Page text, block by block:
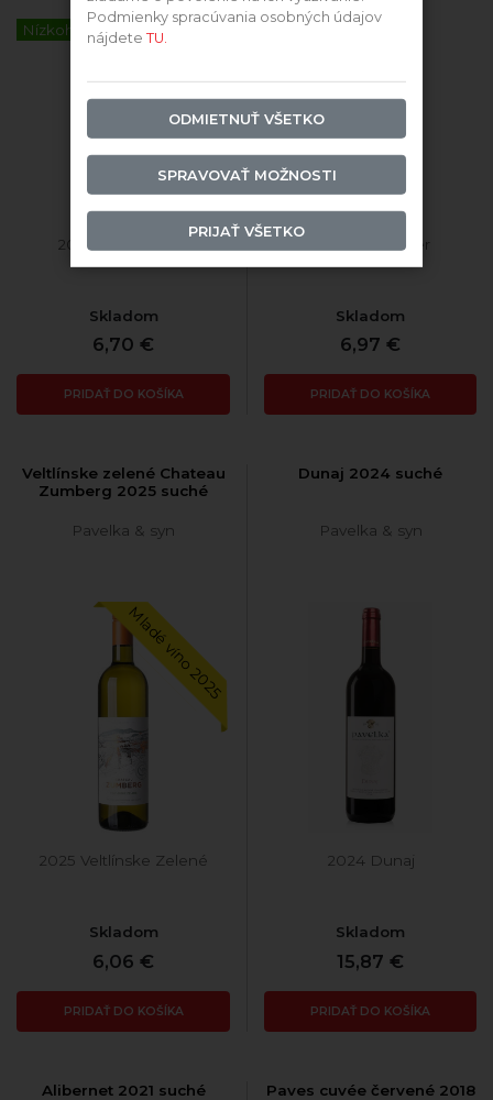
Nízkohistamín
2025 Chardonnay
Skladom
6,70 €
PRIDAŤ DO KOŠÍKA
Nízkohistamín
2025 Irsai Oliver
Skladom
6,97 €
PRIDAŤ DO KOŠÍKA
Veltlínske zelené Chateau
Zumberg 2025 suché
Pavelka & syn
Mladé víno 2025
2025 Veltlínske Zelené
Skladom
6,06 €
PRIDAŤ DO KOŠÍKA
Dunaj 2024 suché
Pavelka & syn
2024 Dunaj
Skladom
15,87 €
PRIDAŤ DO KOŠÍKA
Alibernet 2021 suché Paves cuvée červené 2018
Podmienky spracúvania osobných údajov
nájdeteTU.
ODMIETNUŤ VŠETKO
SPRAVOVAŤ MOŽNOSTI
PRIJAŤ VŠETKO